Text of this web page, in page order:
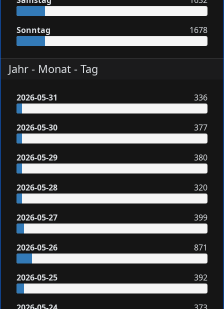
Sonntag 1678
Jahr - Monat - Tag
2026-05-31 336
2026-05-30 377
2026-05-29 380
2026-05-28 320
2026-05-27 399
2026-05-26 871
2026-05-25 392